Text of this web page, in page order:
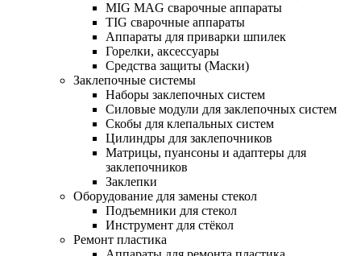
MIG MAG сварочные аппараты
TIG сварочные аппараты
Аппараты для приварки шпилек
Горелки, аксессуары
Средства защиты (Маски)
Заклепочные системы
Наборы заклепочных систем
Силовые модули для заклепочных систем
Скобы для клепальных систем
Цилиндры для заклепочников
Матрицы, пуансоны и адаптеры для
заклепочников
Заклепки
Оборудование для замены стекол
Подъемники для стекол
Инструмент для стёкол
Ремонт пластика